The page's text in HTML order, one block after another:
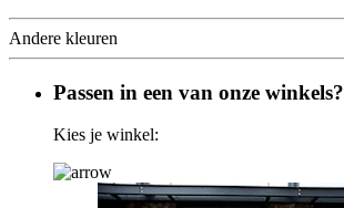
Andere kleuren
Passen in een van onze winkels?
Kies je winkel: